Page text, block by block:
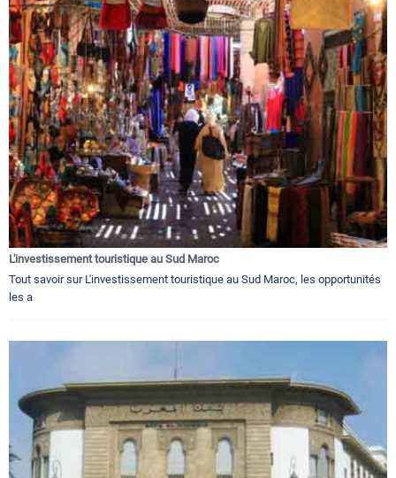
L'investissement touristique au Sud Maroc
Tout savoir sur L'investissement touristique au Sud Maroc, les opportunités
les a